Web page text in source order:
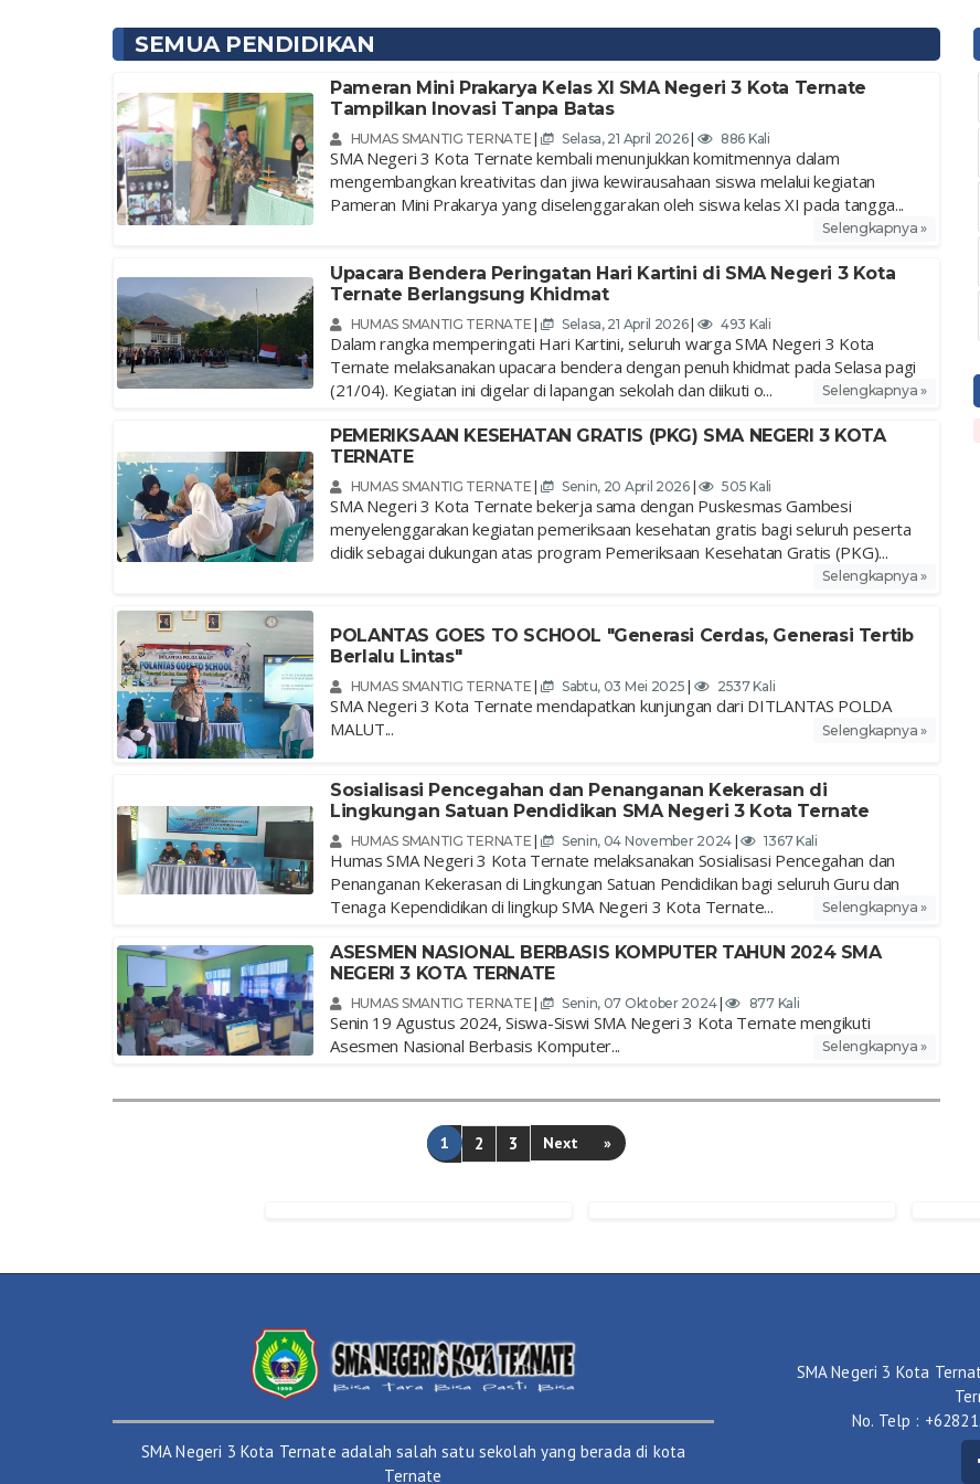
SEMUA PENDIDIKAN
Pameran Mini Prakarya Kelas XI SMA Negeri 3 Kota Ternate
Tampilkan Inovasi Tanpa Batas
HUMAS SMANTIG TERNATE| Selasa, 21 April 2026| 886 Kali
SMA Negeri 3 Kota Ternate kembali menunjukkan komitmennya dalam
mengembangkan kreativitas dan jiwa kewirausahaan siswa melalui kegiatan
Pameran Mini Prakarya yang diselenggarakan oleh siswa kelas XI pada tangga...
Selengkapnya »
Upacara Bendera Peringatan Hari Kartini di SMA Negeri 3 Kota
Ternate Berlangsung Khidmat
HUMAS SMANTIG TERNATE| Selasa, 21 April 2026| 493 Kali
Dalam rangka memperingati Hari Kartini, seluruh warga SMA Negeri 3 Kota
Ternate melaksanakan upacara bendera dengan penuh khidmat pada Selasa pagi
(21/04). Kegiatan ini digelar di lapangan sekolah dan diikuti o...
Selengkapnya »
PEMERIKSAAN KESEHATAN GRATIS (PKG) SMA NEGERI 3 KOTA
TERNATE
HUMAS SMANTIG TERNATE| Senin, 20 April 2026 | 505 Kali
SMA Negeri 3 Kota Ternate bekerja sama dengan Puskesmas Gambesi
menyelenggarakan kegiatan pemeriksaan kesehatan gratis bagi seluruh peserta
didik sebagai dukungan atas program Pemeriksaan Kesehatan Gratis (PKG)...
Selengkapnya »
POLANTAS GOES TO SCHOOL "Generasi Cerdas, Generasi Tertib
Berlalu Lintas"
HUMAS SMANTIG TERNATE Sabtu, 03 Mei 2025 2537 Kali
SMA Negeri 3 Kota Ternate mendapatkan kunjungan dari DITLANTAS POLDA
MALUT...
Selengkapnya »
Sosialisasi Pencegahan dan Penanganan Kekerasan di
Lingkungan Satuan Pendidikan SMA Negeri 3 Kota Ternate
HUMAS SMANTIG TERNATE| Senin, 04 November 2024 | 1367 Kali
Humas SMA Negeri 3 Kota Ternate melaksanakan Sosialisasi Pencegahan dan
Penanganan Kekerasan di Lingkungan Satuan Pendidikan bagi seluruh Guru dan
Tenaga Kependidikan di lingkup SMA Negeri 3 Kota Ternate...
Selengkapnya »
ASESMEN NASIONAL BERBASIS KOMPUTER TAHUN 2024 SMA
NEGERI 3 KOTA TERNATE
HUMAS SMANTIG TERNATE| Senin, 07 Oktober 2024| 877 Kali
Senin 19 Agustus 2024, Siswa-Siswi SMA Negeri 3 Kota Ternate mengikuti
Asesmen Nasional Berbasis Komputer...
Selengkapnya »
1 2 3 Next »
SMA Negeri 3 Kota Ternate adalah salah satu sekolah yang berada di kota
Ternate
SMA Negeri 3 Kota
No. Telp :